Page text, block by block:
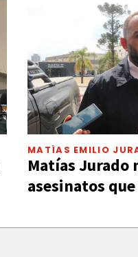
MATÍAS EMILIO
Matías Jurado
asesinatos